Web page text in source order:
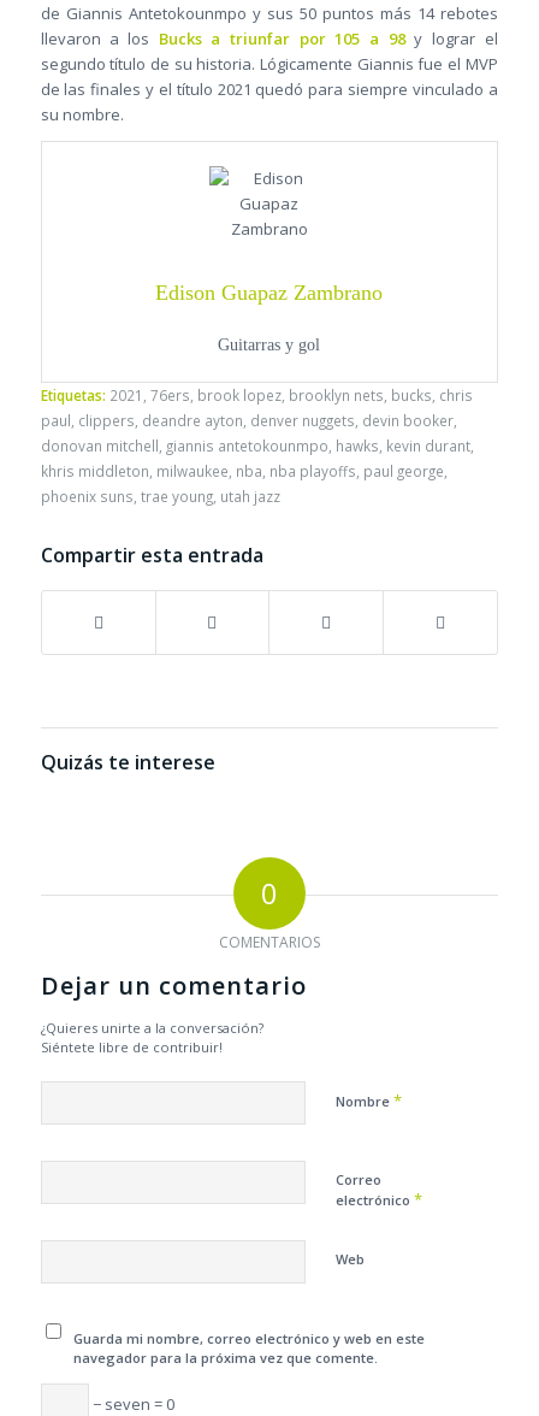
de Giannis Antetokounmpo y sus 50 puntos más 14 rebotes
llevaron a los Bucks a triunfar por 105 a 98y lograr el
segundo título de su historia. Lógicamente Giannis fue el MVP
de las finales y el título 2021 quedó para siempre vinculado a
su nombre.
Edison Guapaz Zambrano
Guitarras y gol
Etiquetas: 2021 76ers brook lopez, brooklyn nets bucks chris
paul clippers deandre ayton denver nuggets devin booker,
donovan mitchell giannis antetokounmpo hawks kevin durant,
khris middleton milwaukee nba nba playoffs paul george
phoenix suns trae young, utah jazz
Compartir esta entrada
Quizás te interese
0
COMENTARIOS
Dejar un comentario
¿Quieres unirte a la conversación?
Siéntete libre de contribuir!
Nombre *
Correo
electrónico *
Web
Guarda mi nombre, correo electrónico y web en este
navegador para la próxima vez que comente.
− seven = 0